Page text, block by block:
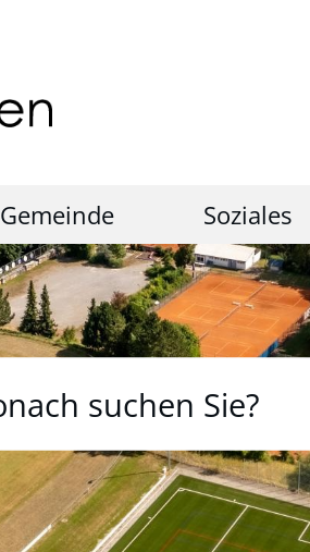
Gemeinde Soziales